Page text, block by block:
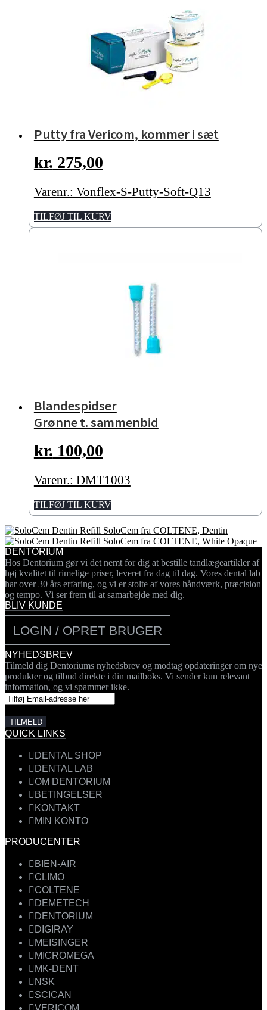
Putty fra Vericom, kommer i sæt
kr. 275,00
Varenr.: Vonflex-S-Putty-Soft-Q13
TILFØJ TIL KURV
Blandespidser
Grønne t. sammenbid
kr. 100,00
Varenr.: DMT1003
TILFØJ TIL KURV
SoloCem fra COLTENE, Dentin
SoloCem fra COLTENE, White Opaque
DENTORIUM
Hos Dentorium gør vi det nemt for dig at bestille tandlægeartikler af
høj kvalitet til rimelige priser, leveret fra dag til dag. Vores dental lab
har over 30 års erfaring, og vi er stolte af vores håndværk, præcision
og tempo. Vi ser frem til at samarbejde med dig.
BLIV KUNDE
LOGIN / OPRET BRUGER
NYHEDSBREV
Tilmeld dig Dentoriums nyhedsbrev og modtag opdateringer om nye
produkter og tilbud direkte i din mailboks. Vi sender kun relevant
information, og vi spammer ikke.
QUICK LINKS
DENTAL SHOP
DENTAL LAB
OM DENTORIUM
BETINGELSER
KONTAKT
MIN KONTO
PRODUCENTER
BIEN-AIR
CLIMO
COLTENE
DEMETECH
DENTORIUM
DIGIRAY
MEISINGER
MICROMEGA
MK-DENT
NSK
SCICAN